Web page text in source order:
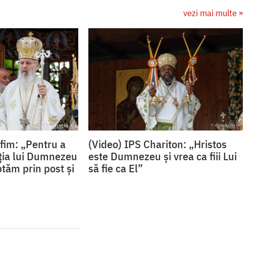
vezi mai multe »
„Pentru a
lui Dumnezeu
prin post și
(Video) IPS Chariton: „Hristos
este Dumnezeu și vrea ca fiii Lui
să fie ca El”